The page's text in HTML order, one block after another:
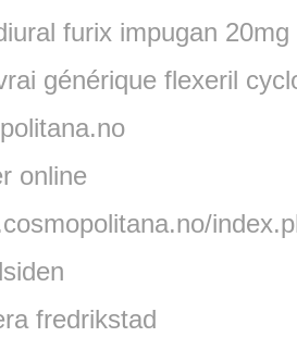
furix impugan
générique flexeril
online
fredrikstad